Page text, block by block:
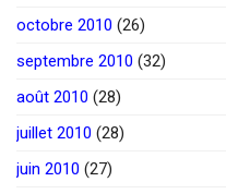
octobre 2010 (26)
septembre 2010 (32)
août 2010 (28)
juillet 2010 (28)
juin 2010 (27)